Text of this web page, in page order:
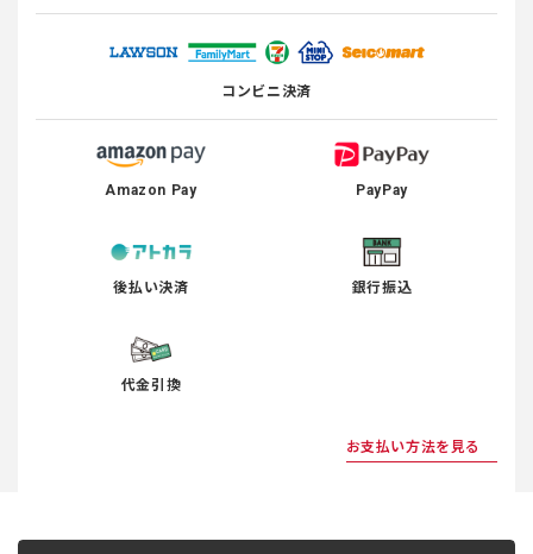
コンビニ決済
Amazon Pay PayPay
後払い決済 銀行振込
代金引換
お支払い方法を見る